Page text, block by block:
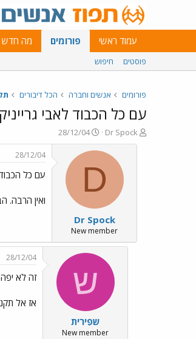
עמוד ראשי פורומים מה חדש
פוסטים חיפוש
פורומים אנשים וחברה הכל דיבורים
עם כל הכבוד לאבי גרייניק
פ
ו
Dr Spock
פ
ו
ר
ב
א
ר
י
ך
28/12/04
D
Dr Spock
New member
28/12/04
עם כל הכבוד
ואין הרבה.
ש
שפִירית
New member
28/12/04
זה לא יפה
אז אל